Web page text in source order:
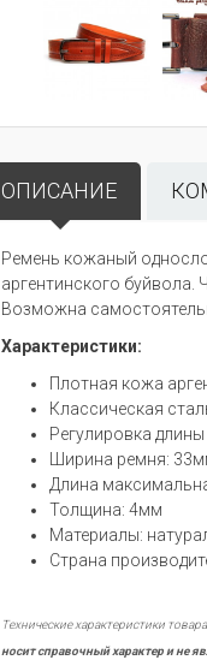
ОПИСАНИЕ
Ремень кожаный
аргентинского
Возможна
Характеристики:
Плотная кожа
Классическая
Регулировка
Ширина ремня:
Длина
Толщина: 4мм
Материалы:
Страна
Технические характеристики
носит справочный характер и не